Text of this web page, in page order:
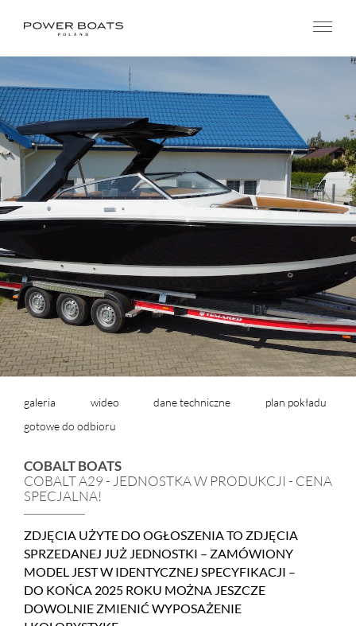
galeria wideo dane techniczne
plan pokładu
gotowe do odbioru
COBALT BOATS
COBALT A29 - JEDNOSTKA W PRODUKCJI - CENA
SPECJALNA!
ZDJĘCIA UŻYTE DO OGŁOSZENIA TO ZDJĘCIA
SPRZEDANEJ JUŻ JEDNOSTKI – ZAMÓWIONY
MODEL JEST W IDENTYCZNEJ SPECYFIKACJI –
DO KOŃCA 2025 ROKU MOŻNA JESZCZE
DOWOLNIE ZMIENIĆ WYPOSAŻENIE